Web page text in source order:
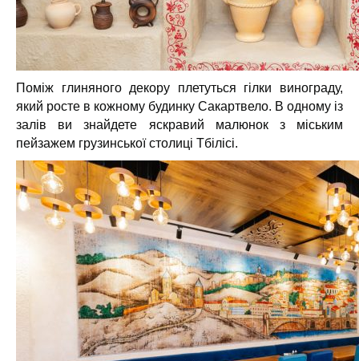
Поміж глиняного декору плетуться гілки винограду,
який росте в кожному будинку Сакартвело. В одному із
залів ви знайдете яскравий малюнок з міським
пейзажем грузинської столиці Тбілісі.